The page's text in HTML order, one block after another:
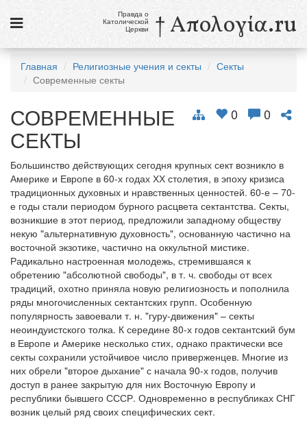
Новости
Католики в России
Галерея
Викторины
Ссылки
Религиозные учения и секты, справочник
Св. Тереза Бенедикта Креста, дева и мученица
см. календарь
Обратная связь
mail@apologia.ru
Отправить сообщение
Вход
Правда о
Католической
Церкви † Απολογία.ru
Главная Религиозные учения и секты
Секты
Современные секты
0 0
СОВРЕМЕННЫЕ
СЕКТЫ
Большинство действующих сегодня крупных сект возникло в
Америке и Европе в 60-х годах ХХ столетия, в эпоху кризиса
традиционных духовных и нравственных ценностей. 60-е – 70-
е годы стали периодом бурного расцвета сектантства. Секты,
возникшие в этот период, предложили западному обществу
некую "альтернативную духовность", основанную частично на
восточной экзотике, частично на оккультной мистике.
Радикально настроенная молодежь, стремившаяся к
обретению "абсолютной свободы", в т. ч. свободы от всех
традиций, охотно приняла новую религиозность и пополнила
ряды многочисленных сектантских групп. Особенную
популярность завоевали т. н. "гуру-движения" – секты
неоиндуистского толка. К середине 80-х годов сектантский бум
в Европе и Америке несколько стих, однако практически все
секты сохранили устойчивое число приверженцев. Многие из
них обрели "второе дыхание" с начала 90-х годов, получив
доступ в ранее закрытую для них Восточную Европу и
республики бывшего СССР. Одновременно в республиках СНГ
возник целый ряд своих специфических сект.